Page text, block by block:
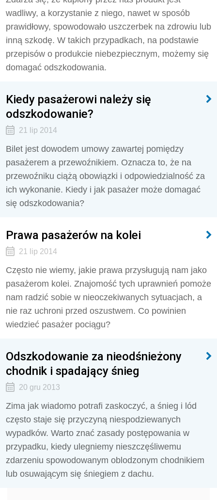
wadliwy, a korzystanie z niego, nawet w sposób
prawidłowy, spowodowało uszczerbek na zdrowiu lub
inną szkodę. W takich przypadkach, na podstawie
przepisów o produkcie niebezpiecznym, możemy się
domagać odszkodowania.
Kiedy pasażerowi należy się
odszkodowanie?
21 lip 2014
Bilet jest dowodem umowy zawartej pomiędzy
pasażerem a przewoźnikiem. Oznacza to, że na
przewoźniku ciążą obowiązki i odpowiedzialność za
ich wykonanie. Kiedy i jak pasażer może domagać
się odszkodowania?
Prawa pasażerów na kolei
21 lip 2014
Często nie wiemy, jakie prawa przysługują nam jako
pasażerom kolei. Znajomość tych uprawnień pomoże
nam radzić sobie w nieoczekiwanych sytuacjach, a
nie raz uchroni przed oszustwem. Co powinien
wiedzieć pasażer pociągu?
Odszkodowanie za nieodśnieżony
chodnik i spadający śnieg
20 gru 2013
Zima jak wiadomo potrafi zaskoczyć, a śnieg i lód
często staje się przyczyną niespodziewanych
wypadków. Warto znać zasady postępowania w
przypadku, kiedy ulegniemy nieszczęśliwemu
zdarzeniu spowodowanym oblodzonym chodnikiem
lub osuwającym się śniegiem z dachu.